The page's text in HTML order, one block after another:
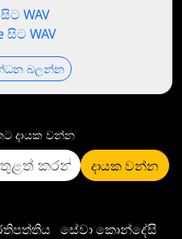
WAV
සිට WAV
බලන්න
දායක වන්න
දායක වන්න
සේවා කොන්දේසි